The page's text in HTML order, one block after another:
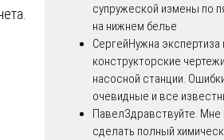
супружеской измены по
на нижнем белье
СергейНужна экспертиза
конструкторские чертежи
насосной станции.
очевидные и все
ПавелЗдравствуйте. Мне
сделать полный